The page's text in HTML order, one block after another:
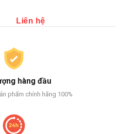
Liên hệ
hàng đầu
phẩm chính hãng 100%